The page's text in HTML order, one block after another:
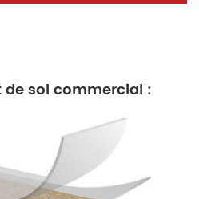
sol commercial :